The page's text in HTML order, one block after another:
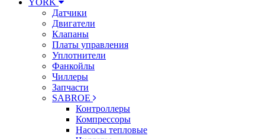
YORK
Датчики
Двигатели
Клапаны
Платы управления
Уплотнители
Фанкойлы
Чиллеры
Запчасти
SABROE
Контроллеры
Компрессоры
Насосы тепловые